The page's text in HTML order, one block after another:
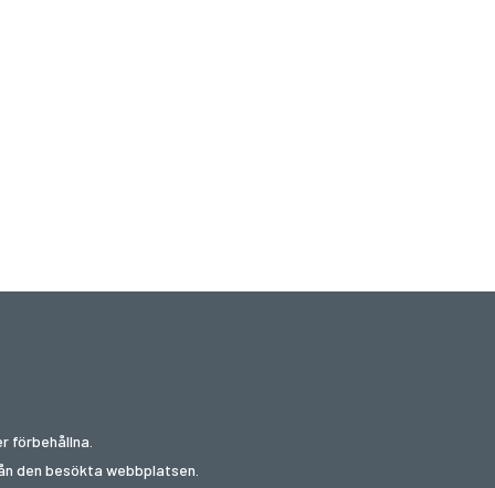
förbehållna.
den besökta webbplatsen.